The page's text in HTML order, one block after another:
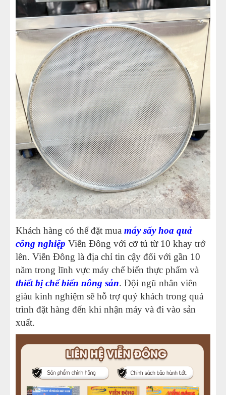
Khách hàng có thể đặt mua máy sấy hoa quả
công nghiệp Viễn Đông với cỡ tủ từ 10 khay trở
lên. Viễn Đông là địa chỉ tin cậy đối với gần 10
năm trong lĩnh vực máy chế biến thực phẩm và
thiết bị chế biến nông sản. Đội ngũ nhân viên
giàu kinh nghiệm sẽ hỗ trợ quý khách trong quá
trình đặt hàng đến khi nhận máy và đi vào sản
xuất.